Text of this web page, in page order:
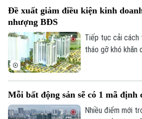
Tư vấn sức khỏe
Quần vợt
Golf
Tin tức
Điện ảnh
Thời trang
Đã phát sóng
hết niên hạn sử
Đề xuất giảm điều kiện kinh
nhượng BĐS
Tiếp tục cải cách
tháo gỡ khó khăn
nhượng dự án.
Mỗi bất động sản sẽ có 1 mã định
Nhiều điểm mới